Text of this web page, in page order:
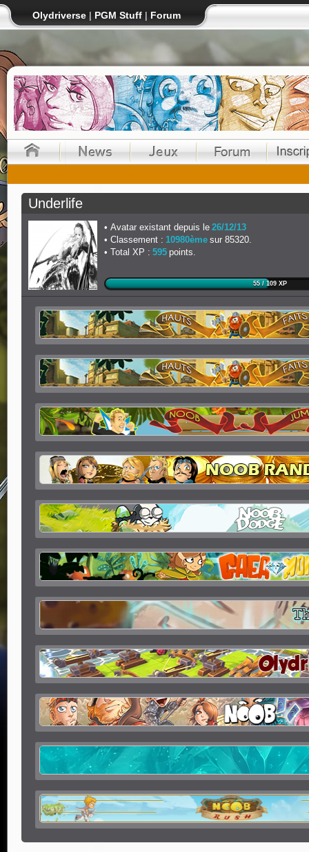
Olydriverse | PGM Stuff | Forum
Underlife
Avatar existant depuis le 26/12/13
Classement : 10980ème sur 85320.
Total XP : 595 points.
55 / 109 XP